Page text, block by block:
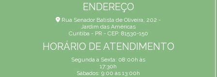
ENDEREÇO
Rua Senador Batista de Oliveira, 202 -
Jardim das Américas
Curitiba - PR - CEP: 81530-150
HORÁRIO DE ATENDIMENTO
Segunda a Sexta: 08:00h às
17:30h
Sábados: 9:00 às 13:00h